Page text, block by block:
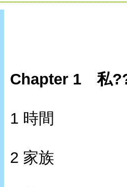
Chapter 1 私
1 時間
2 家族